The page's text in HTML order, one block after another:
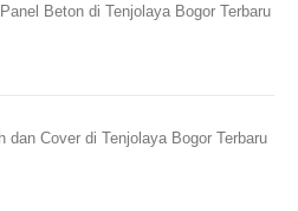
Beton di Tenjolaya Bogor Terbaru
dan Cover di Tenjolaya Bogor Terbaru